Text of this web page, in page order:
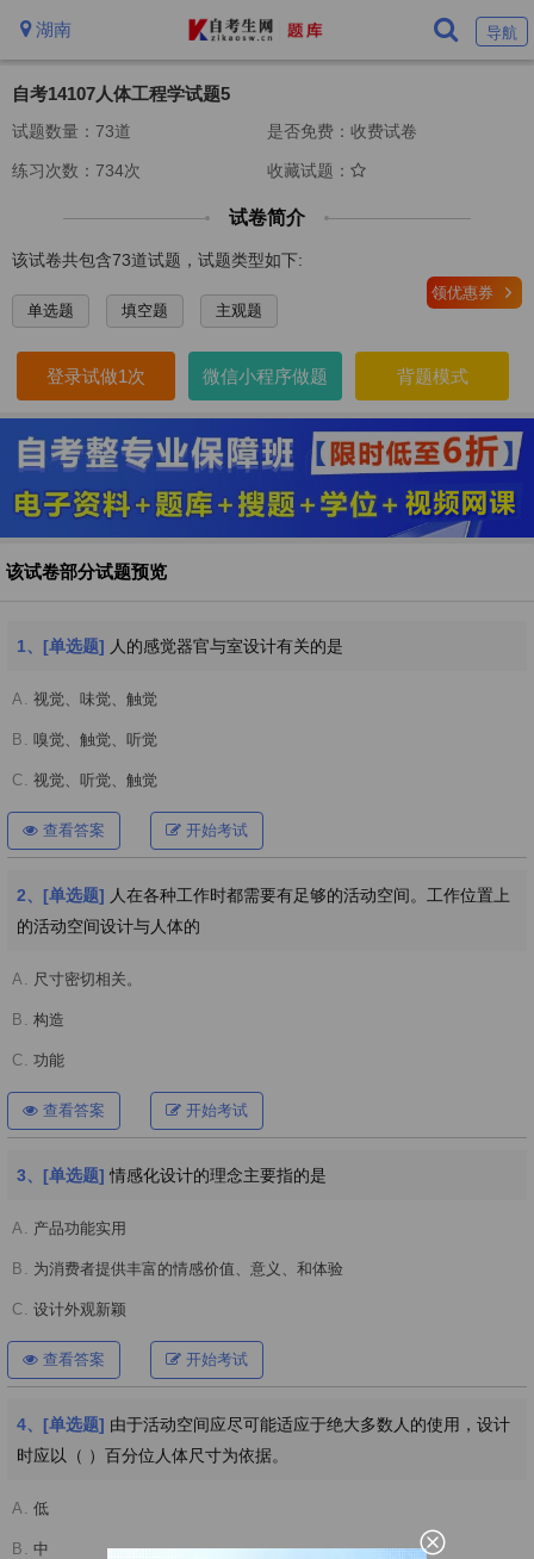
湖南 导航
自考14107人体工程学试题5
试题数量：73道 是否免费：收费试卷
练习次数：734次 收藏试题：
试卷简介
该试卷共包含73道试题，试题类型如下:
领优惠券
单选题
填空题 主观题
登录试做1次 微信小程序做题 背题模式
该试卷部分试题预览
1、[单选题] 人的感觉器官与室设计有关的是
A. 视觉、味觉、触觉
B. 嗅觉、触觉、听觉
C. 视觉、听觉、触觉
查看答案 开始考试
2、[单选题] 人在各种工作时都需要有足够的活动空间。工作位置上
的活动空间设计与人体的
A. 尺寸密切相关。
B. 构造
C. 功能
查看答案 开始考试
3、[单选题] 情感化设计的理念主要指的是
A. 产品功能实用
B. 为消费者提供丰富的情感价值、意义、和体验
C. 设计外观新颖
查看答案 开始考试
4、[单选题] 由于活动空间应尽可能适应于绝大多数人的使用，设计
时应以（ ）百分位人体尺寸为依据。
A. 低
B. 中